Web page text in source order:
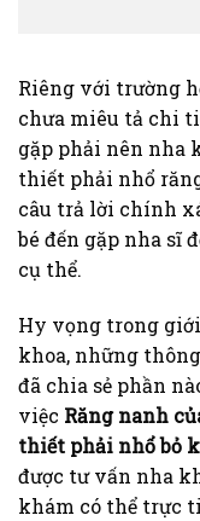
Riêng với trường
chưa miêu tả chi
gặp phải nên nha
thiết phải nhổ
câu trả lời chính
bé đến gặp nha sĩ
cụ thể.
Hy vọng trong
khoa, những
đã chia sẻ phần
việc Răng nanh
thiết phải nhổ bỏ
được tư vấn nha
khám có thể trực